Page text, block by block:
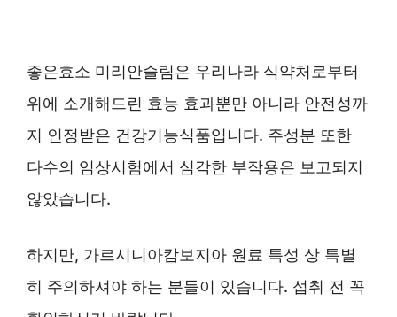
좋은효소 미리안슬림은 우리나라 식약처로부터
위에 소개해드린 효능 효과뿐만 아니라 안전성까
지 인정받은 건강기능식품입니다. 주성분 또한
다수의 임상시험에서 심각한 부작용은 보고되지
않았습니다.
하지만, 가르시니아캄보지아 원료 특성 상 특별
히 주의하셔야 하는 분들이 있습니다. 섭취 전 꼭